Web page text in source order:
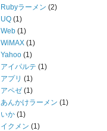
Rubyラーメン (2)
UQ (1)
Web (1)
WiMAX (1)
Yahoo (1)
アイパルテ (1)
アプリ (1)
アペゼ (1)
あんかけラーメン (1)
いか (1)
イクメン (1)